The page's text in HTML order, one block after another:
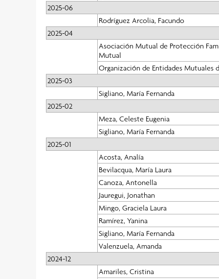
2025-06
Rodríguez Arcolia, Facundo
2025-04
Asociación Mutual de Protección
Mutual
Organización de Entidades Mutuales
2025-03
Sigliano, María Fernanda
2025-02
Meza, Celeste Eugenia
Sigliano, María Fernanda
2025-01
Acosta, Analía
Bevilacqua, María Laura
Canoza, Antonella
Jauregui, Jonathan
Mingo, Graciela Laura
Ramírez, Yanina
Sigliano, María Fernanda
Valenzuela, Amanda
2024-12
Amariles, Cristina